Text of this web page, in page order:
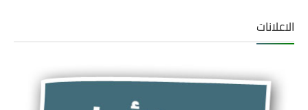
الاعلانات